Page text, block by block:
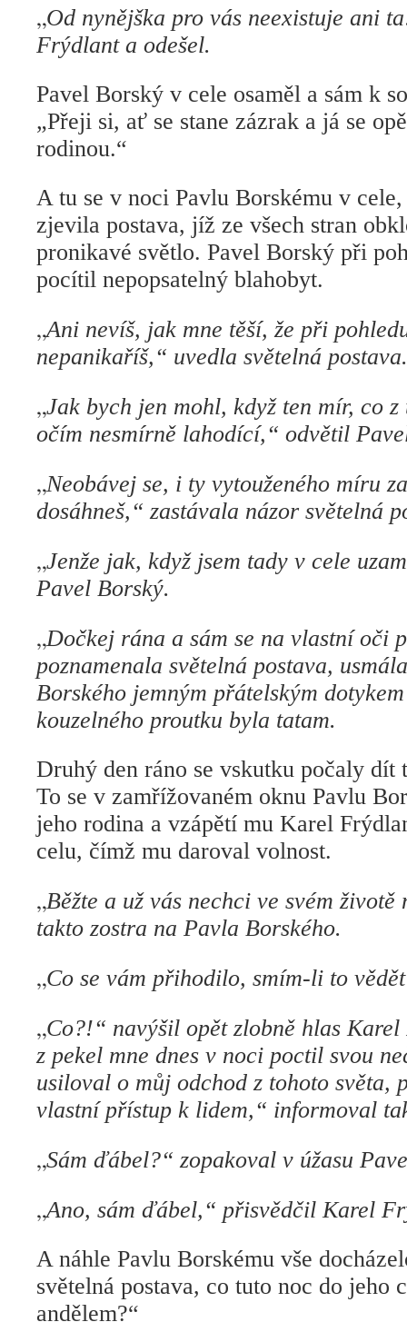
„Od nynějška pro vás neexistuje ani
Frýdlant a odešel.
Pavel Borský v cele osaměl a sám k
„Přeji si, ať se stane zázrak a já se
rodinou.“
A tu se v noci Pavlu Borskému v
zjevila postava, jíž ze všech stran
pronikavé světlo. Pavel Borský při
pocítil nepopsatelný blahobyt.
„Ani nevíš, jak mne těší, že při
nepanikaříš,“ uvedla světelná postava.
„Jak bych jen mohl, když ten mír, co
očím nesmírně lahodící,“ odvětil
„Neobávej se, i ty vytouženého míru
dosáhneš,“ zastávala názor světelná
„Jenže jak, když jsem tady v cele
Pavel Borský.
„Dočkej rána a sám se na vlastní oči
poznamenala světelná postava,
Borského jemným přátelským
kouzelného proutku byla tatam.
Druhý den ráno se vskutku počaly dít
To se v zamřížovaném oknu Pavlu
jeho rodina a vzápětí mu Karel
celu, čímž mu daroval volnost.
„Běžte a už vás nechci ve svém
takto zostra na Pavla Borského.
„Co se vám přihodilo, smím-li to
„Co?!“ navýšil opět zlobně hlas
z pekel mne dnes v noci poctil svou
usiloval o můj odchod z tohoto světa,
vlastní přístup k lidem,“ informoval
„Sám ďábel?“ zopakoval v úžasu
„Ano, sám ďábel,“ přisvědčil Karel
A náhle Pavlu Borskému vše
světelná postava, co tuto noc do jeho
andělem?“